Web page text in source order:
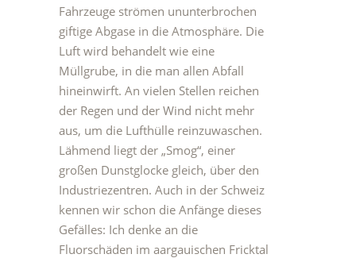
Fahrzeuge strömen ununterbrochen
giftige Abgase in die Atmosphäre. Die
Luft wird behandelt wie eine
Müllgrube, in die man allen Abfall
hineinwirft. An vielen Stellen reichen
der Regen und der Wind nicht mehr
aus, um die Lufthülle reinzuwaschen.
Lähmend liegt der „Smog“, einer
großen Dunstglocke gleich, über den
Industriezentren. Auch in der Schweiz
kennen wir schon die Anfänge dieses
Gefälles: Ich denke an die
Fluorschäden im aargauischen Fricktal